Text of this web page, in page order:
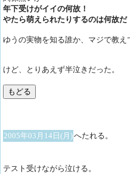
年下受けがイイの何故！
やたら萌えられたりするのは何故だ
ゆうの実物を知る誰か、マジで教え
けど、とりあえず半泣きだった。
2005年03月14日(月)へたれる。
テスト受けながら泣ける。